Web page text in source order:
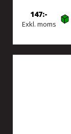
Exkl. moms
147